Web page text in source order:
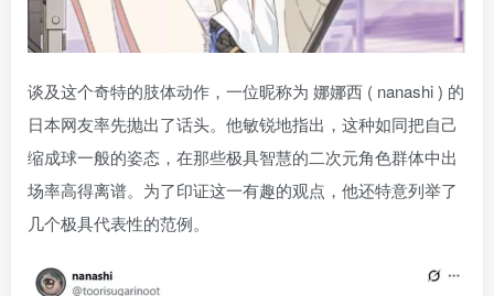
谈及这个奇特的肢体动作，一位昵称为 娜娜西 ( nanashi ) 的
日本网友率先抛出了话头。他敏锐地指出，这种如同把自己
缩成球一般的姿态，在那些极具智慧的二次元角色群体中出
场率高得离谱。为了印证这一有趣的观点，他还特意列举了
几个极具代表性的范例。